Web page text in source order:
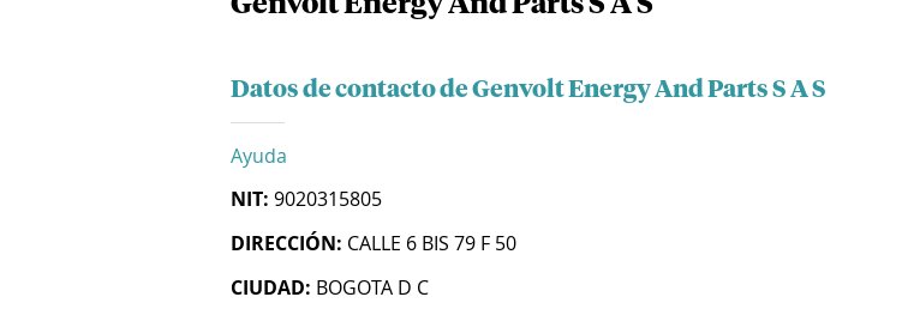
Datos de contacto de Genvolt Energy And Parts S A S
Ayuda
NIT: 9020315805
DIRECCIÓN: CALLE 6 BIS 79 F 50
CIUDAD: BOGOTA D C